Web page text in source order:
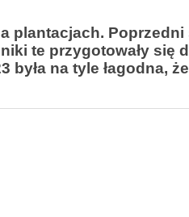
plantacjach. Poprzedni
te przygotowały się
na tyle łagodna, że